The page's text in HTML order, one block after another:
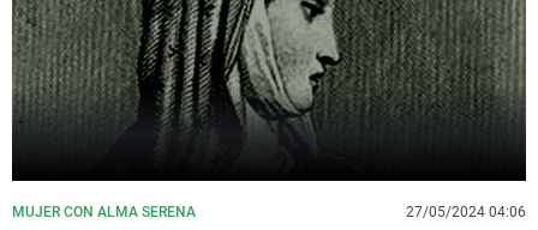
La rosa de los vientos
Gente viajera
Como el perro y el
Caso
Retornados
Equipo de
Extremadura
Galicia
La Rioja
País Vasco
Virales
Televisión
Elecciones
MUJER CON ALMA SERENA 27/05/2024 04:06